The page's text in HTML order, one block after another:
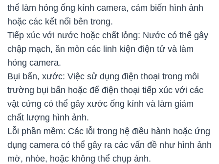
thể làm hỏng ống kính camera, cảm biến hình ảnh
hoặc các kết nối bên trong.
Tiếp xúc với nước hoặc chất lỏng: Nước có thể gây
chập mạch, ăn mòn các linh kiện điện tử và làm
hỏng camera.
Bụi bẩn, xước: Việc sử dụng điện thoại trong môi
trường bụi bẩn hoặc để điện thoại tiếp xúc với các
vật cứng có thể gây xước ống kính và làm giảm
chất lượng hình ảnh.
Lỗi phần mềm: Các lỗi trong hệ điều hành hoặc ứng
dụng camera có thể gây ra các vấn đề như hình ảnh
mờ, nhòe, hoặc không thể chụp ảnh.